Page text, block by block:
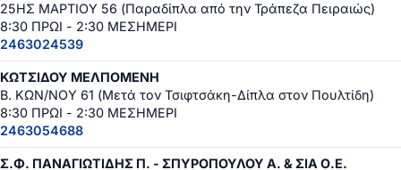
25ΗΣ ΜΑΡΤΙΟΥ 56 (Παραδίπλα από την Τράπεζα Πειραιώς)
8:30 ΠΡΩΙ - 2:30 ΜΕΣΗΜΕΡΙ
2463024539
ΚΩΤΣΙΔΟΥ ΜΕΛΠΟΜΕΝΗ
Β. ΚΩΝ/ΝΟΥ 61 (Μετά τον Τσιφτσάκη-Δίπλα στον Πουλτίδη)
8:30 ΠΡΩΙ - 2:30 ΜΕΣΗΜΕΡΙ
2463054688
Σ.Φ. ΠΑΝΑΓΙΩΤΙΔΗΣ Π. - ΣΠΥΡΟΠΟΥΛΟΥ Α. & ΣΙΑ Ο.Ε.